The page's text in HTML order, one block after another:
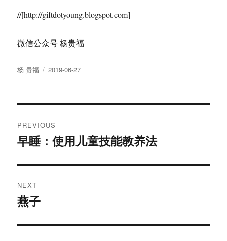
//[http://giftdotyoung.blogspot.com]
微信公众号 杨贵福
Author
杨 贵福
Posted
2019-06-27
navigation
PREVIOUS
Previous
早睡：使用儿童技能教养法
NEXT
Next
燕子